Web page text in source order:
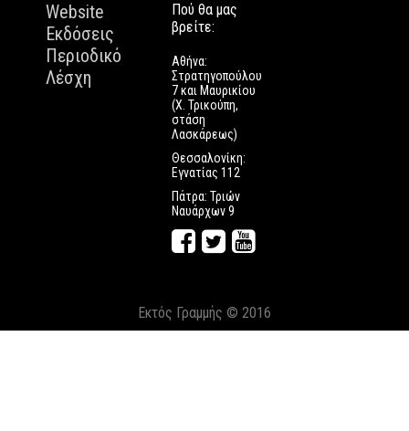
Website
Εκδόσεις
Περιοδικό
Λέσχη
Πού θα μας
βρείτε:
Αθήνα:
Στρατηγοπούλου
7 και Μαυρικίου
(Χ. Τρικούπη,
στάση
Λασκάρεως)
Θεσσαλονίκη:
Εγνατίας 112
Πάτρα: Τριών
Ναυάρχων 9
Εκτός Γραμμής © 2016